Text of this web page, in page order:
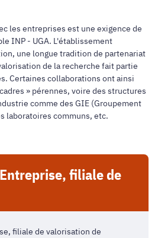
les entreprises est une exigence de
INP - UGA. L'établissement
une longue tradition de partenariat
de la recherche fait partie
Certaines collaborations ont ainsi
» pérennes, voire des structures
comme des GIE (Groupement
laboratoires communs, etc.
filiale de
filiale de valorisation de